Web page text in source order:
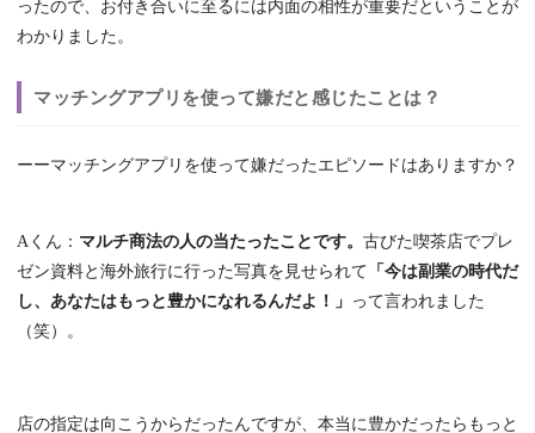
ったので、お付き合いに至るには内面の相性が重要だということが
わかりました。
マッチングアプリを使って嫌だと感じたことは？
ーーマッチングアプリを使って嫌だったエピソードはありますか？
Aくん： マルチ商法の人の当たったことです。 古びた喫茶店でプレ
ゼン資料と海外旅行に行った写真を見せられて 「今は副業の時代だ
し、あなたはもっと豊かになれるんだよ！」 って言われました
（笑）。
店の指定は向こうからだったんですが、本当に豊かだったらもっと